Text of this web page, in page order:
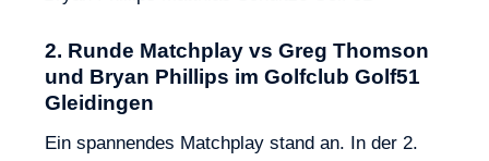
2. Runde Matchplay vs Greg Thomson
und Bryan Phillips im Golfclub Golf51
Gleidingen
Ein spannendes Matchplay stand an. In der 2.